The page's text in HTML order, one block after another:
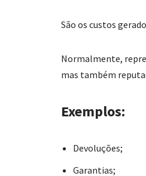
São os custos
Normalmente,
mas também
Exemplos:
Devoluções;
Garantias;